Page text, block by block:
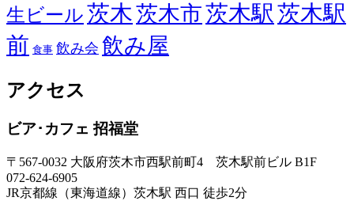
生ビール茨木茨木市茨木駅 茨木駅
前 食事 飲み会 飲み屋
アクセス
ビア･カフェ 招福堂
〒567-0032 大阪府茨木市西駅前町4 茨木駅前ビル B1F
072-624-6905
JR京都線（東海道線）茨木駅 西口 徒歩2分